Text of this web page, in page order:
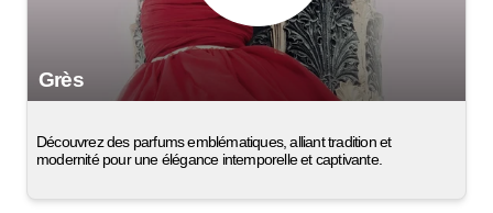
Grès
Découvrez des parfums emblématiques, alliant tradition et
modernité pour une élégance intemporelle et captivante.